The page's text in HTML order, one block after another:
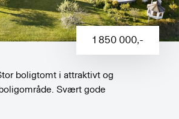
1 850 000,-
boligtomt i attraktivt og
Svært gode